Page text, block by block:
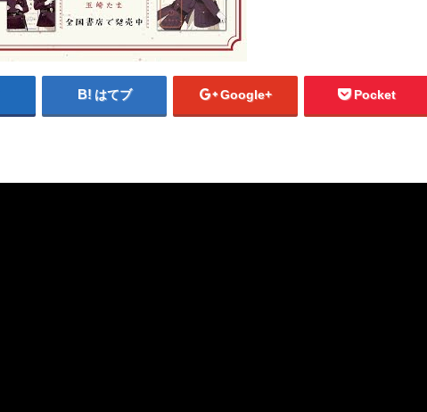
はてブ Google+ Pocket